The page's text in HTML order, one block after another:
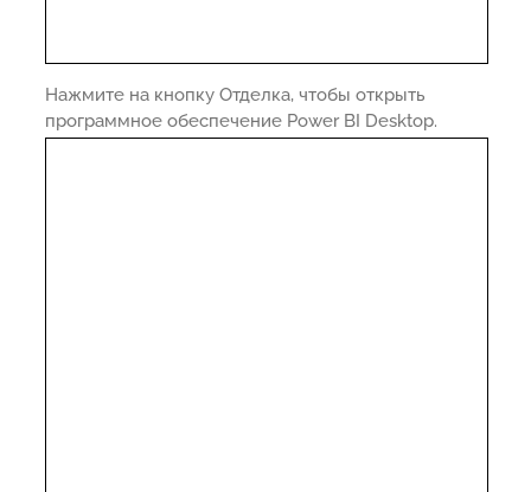
Нажмите на кнопку Отделка, чтобы открыть
программное обеспечение Power BI Desktop.